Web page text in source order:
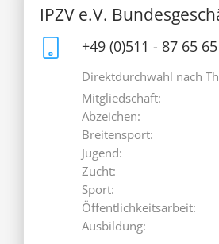
IPZV e.V.
+49 (0)511 - 87 65
Direktdurchwahl nach
Mitgliedschaft:
Abzeichen:
Breitensport:
Jugend:
Zucht:
Sport:
Öffentlichkeitsarbeit:
Ausbildung: